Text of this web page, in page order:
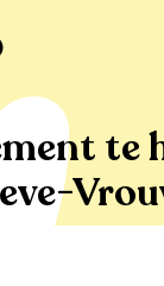
Onze-Lieve-Vrouw-
te